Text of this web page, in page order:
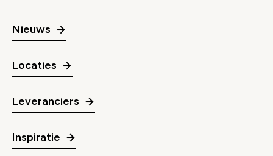
Nieuws
Locaties
Leveranciers
Inspiratie